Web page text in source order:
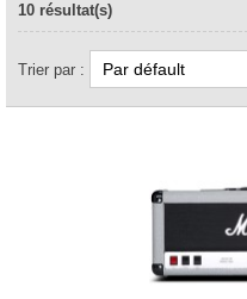
10 résultat(s)
Trier par :